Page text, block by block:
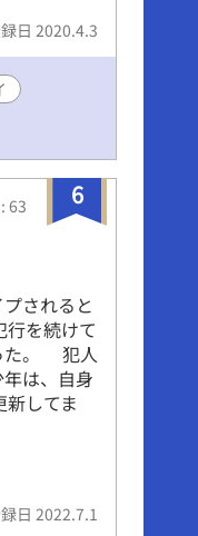
日 2020.4.3
6
63
されると
を続けて
た。 犯人
は、自身
してま
日 2022.7.1